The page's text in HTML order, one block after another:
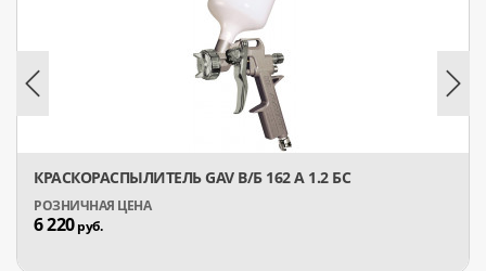
КРАСКОРАСПЫЛИТЕЛЬ GAV В/Б 162 А 1.2 БС
6 220руб.